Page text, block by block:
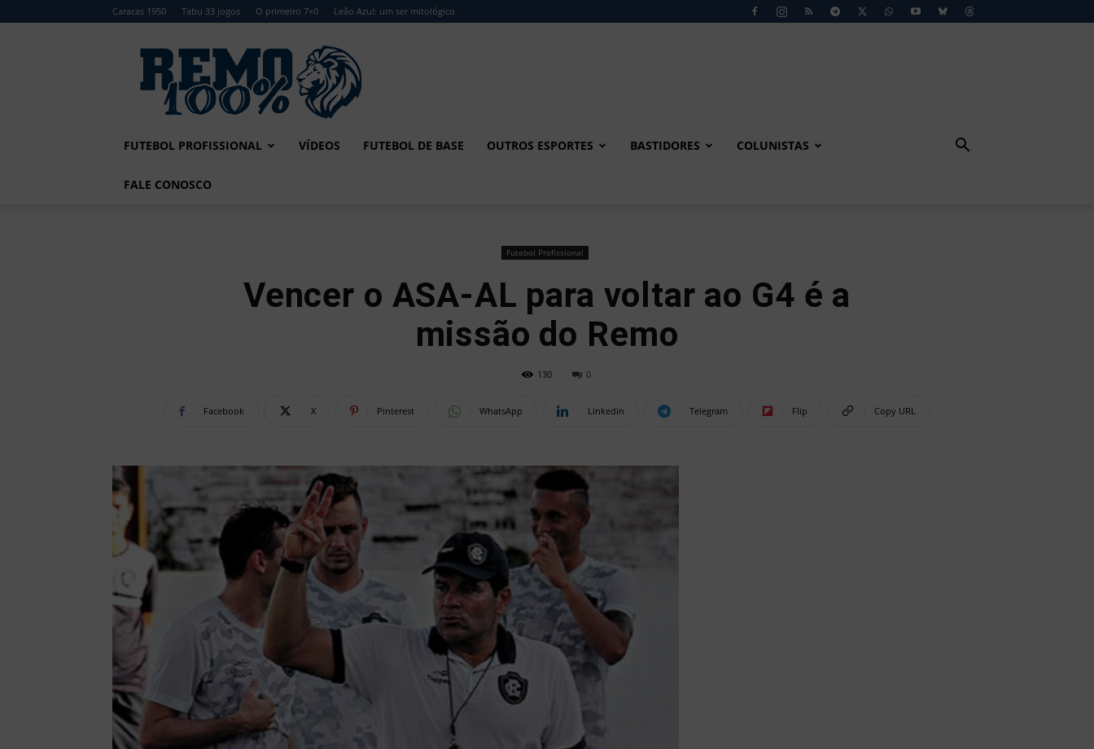
Caracas 1950 Tabu 33 jogos O primeiro 7×0 Leão Azul: um ser mitológico
Remo
FUTEBOL PROFISSIONAL VÍDEOS FUTEBOL DE BASE OUTROS ESPORTES BASTIDORES COLUNISTAS
FALE CONOSCO
Futebol Profissional
Vencer o ASA-AL para voltar ao G4 é a
missão do Remo
130 0
Facebook X Pinterest WhatsApp Linkedin Telegram Flip Copy URL